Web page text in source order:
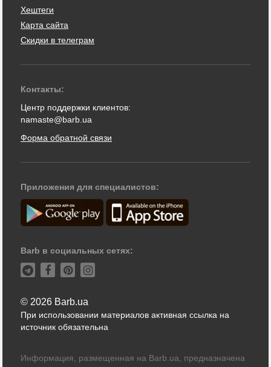
Хештеги
Карта сайта
Скидки в телеграм
Контакты:
Центр поддержки клиентов:
namaste@barb.ua
Форма обратной связи
Приложения для специалистов:
Barb в социальных сетях:
© 2026 Barb.ua
При использовании материалов активная ссылка на
источник обязательна
Информация, размещенная на Barb.ua, предназначена